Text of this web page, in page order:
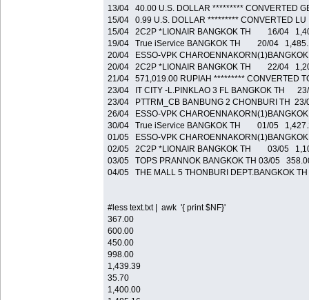
13/04 40.00 U.S. DOLLAR ********* CONVERTED
15/04 0.99 U.S. DOLLAR ********* CONVERTED
15/04 2C2P *LIONAIR BANGKOK TH 16/04
19/04 True iService BANGKOK TH 20/04
20/04 ESSO-VPK
20/04 2C2P *LIONAIR BANGKOK TH 22/04
21/04 571,019.00 RUPIAH *********
23/04 IT CITY -L.PINKLAO 3 FL BANGKOK TH
23/04 PTTRM_CB BANBUNG 2 CHONBURI TH
26/04 ESSO-VPK
30/04 True iService BANGKOK TH 01/05
01/05 ESSO-VPK
02/05 2C2P *LIONAIR BANGKOK TH 03/05
03/05 TOPS PRANNOK BANGKOK TH 03/05
04/05 THE MALL 5 THONBURI DEPT.BANGKOK
#less text.txt | awk '{ print $NF}'
367.00
600.00
450.00
998.00
1,439.39
35.70
1,400.00